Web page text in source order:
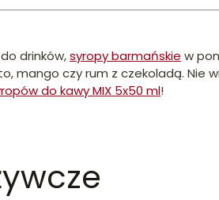
drinków,syropy barmańskie w
mango czy rum z czekoladą. Nie
do kawy MIX 5x50 ml!